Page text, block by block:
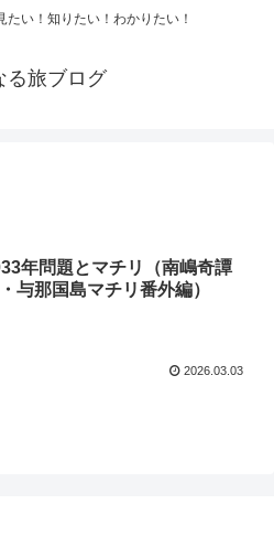
い！知りたい！わかりたい！
る旅ブログ
年問題とマチリ（南嶋奇譚
与那国島マチリ番外編）
2026.03.03